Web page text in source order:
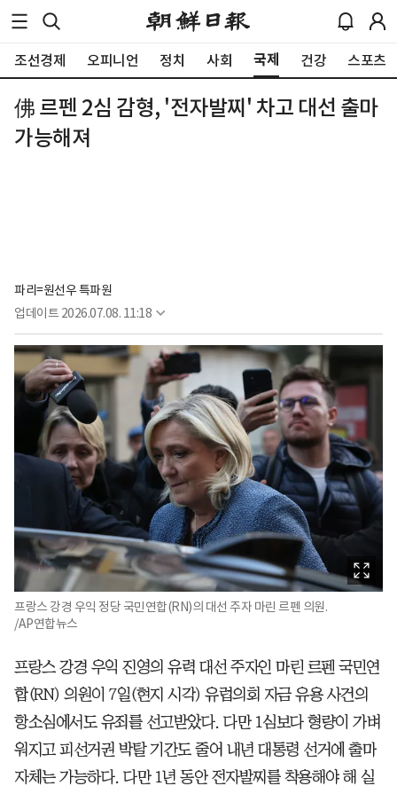
조선경제 오피니언 정치 사회 국제 건강 스포츠
佛 르펜 2심 감형, '전자발찌' 차고 대선 출마
가능해져
파리=원선우 특파원
업데이트 2026.07.08. 11:18
프랑스 강경 우익 정당 국민연합(RN)의 대선 주자 마린 르펜 의원.
/AP연합뉴스
프랑스 강경 우익 진영의 유력 대선 주자인 마린 르펜 국민연
합(RN) 의원이 7일(현지 시각) 유럽의회 자금 유용 사건의
항소심에서도 유죄를 선고받았다. 다만 1심보다 형량이 가벼
워지고 피선거권 박탈 기간도 줄어 내년 대통령 선거에 출마
자체는 가능하다. 다만 1년 동안 전자발찌를 착용해야 해 실